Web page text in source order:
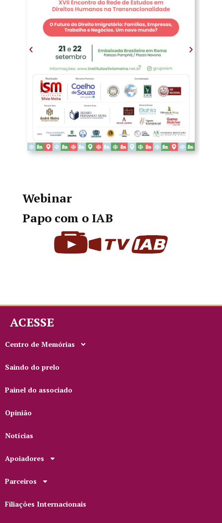
Webinar
Papo com o IAB
ACESSE
Centro de Memórias
Saindo do prelo
Painel do associado
Opinião
Notícias
Apoiadores
Parceiros
Filiações Internacionais